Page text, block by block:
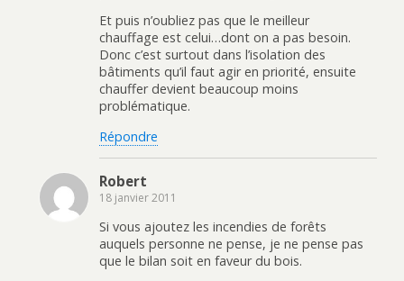
Et puis n’oubliez pas que le meilleur
chauffage est celui…dont on a pas besoin.
Donc c’est surtout dans l’isolation des
bâtiments qu’il faut agir en priorité, ensuite
chauffer devient beaucoup moins
problématique.
Répondre
Robert
18 janvier 2011
Si vous ajoutez les incendies de forêts
auquels personne ne pense, je ne pense pas
que le bilan soit en faveur du bois.